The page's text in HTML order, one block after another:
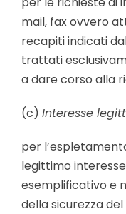
mail, fax ovvero
recapiti indicati
trattati
a dare corso alla
(c) Interesse
per
legittimo
esemplificativo e
della sicurezza